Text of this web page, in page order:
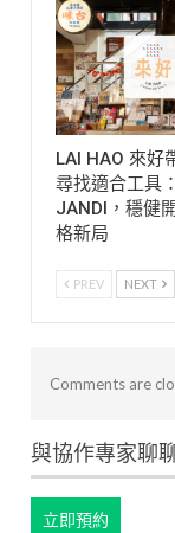
LAI HAO 來好
尋找適合工具
JANDI，穩健
格新局
PREV NEXT
Comments are
與協作專家聊
立即預約